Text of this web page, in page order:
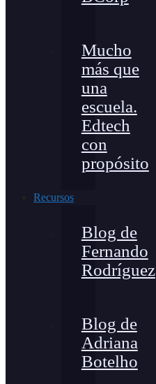
Mucho
más que
una
escuela.
Edtech
con
propósito
Recursos
Blog de
Fernando
Rodríguez
Blog de
Adriana
Botelho